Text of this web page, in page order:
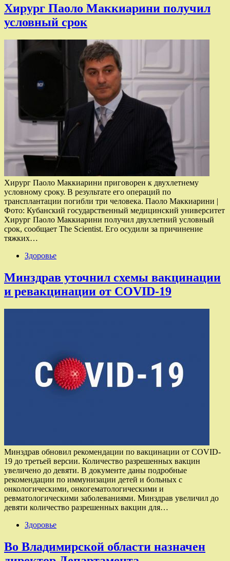
Хирург Паоло Маккиарини получил
условный срок
Хирург Паоло Маккиарини приговорен к двухлетнему
условному сроку. В результате его операций по
трансплантации погибли три человека. Паоло Маккиарини |
Фото: Кубанский государственный медицинский университет
Хирург Паоло Маккиарини получил двухлетний условный
срок, сообщает The Scientist. Его осудили за причинение
тяжких…
Здоровье
Минздрав уточнил схемы вакцинации
и ревакцинации от COVID-19
Минздрав обновил рекомендации по вакцинации от COVID-
19 до третьей версии. Количество разрешенных вакцин
увеличено до девяти. В документе даны подробные
рекомендации по иммунизации детей и больных с
онкологическими, онкогематологическими и
ревматологическими заболеваниями. Минздрав увеличил до
девяти количество разрешенных вакцин для…
Здоровье
Во Владимирской области назначен